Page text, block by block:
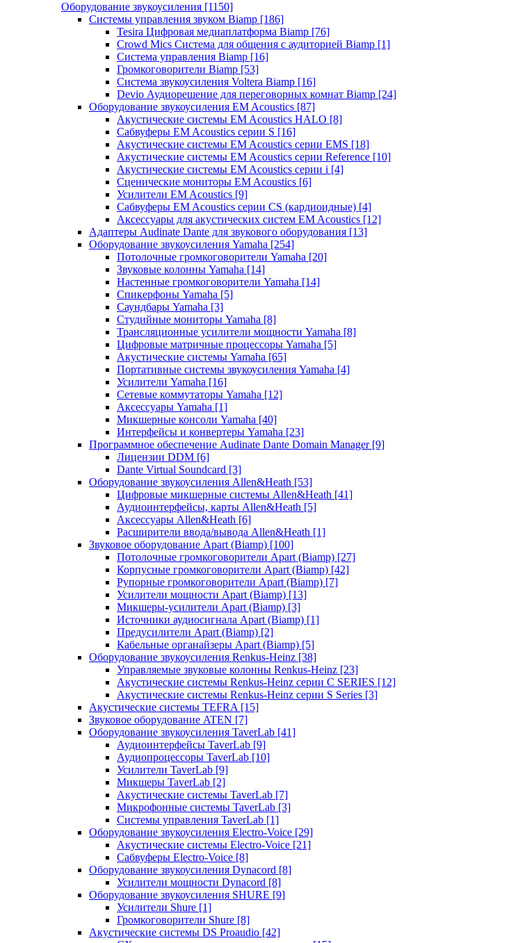
Оборудование звукоусиления [1150]
Системы управления звуком Biamp [186]
Tesira Цифровая медиаплатформа Biamp [76]
Crowd Mics Система для общения с аудиторией Biamp [1]
Система управления Biamp [16]
Громкоговорители Biamp [53]
Система звукоусиления Voltera Biamp [16]
Devio Аудиорешение для переговорных комнат Biamp [24]
Оборудование звукоусиления EM Acoustics [87]
Акустические системы EM Acoustics HALO [8]
Сабвуферы EM Acoustics серии S [16]
Акустические системы EM Acoustics серии EMS [18]
Акустические системы EM Acoustics серии Reference [10]
Акустические системы EM Acoustics серии i [4]
Сценические мониторы EM Acoustics [6]
Усилители EM Acoustics [9]
Сабвуферы EM Acoustics серии CS (кардиоидные) [4]
Аксессуары для акустических систем EM Acoustics [12]
Адаптеры Audinate Dante для звукового оборудования [13]
Оборудование звукоусиления Yamaha [254]
Потолочные громкоговорители Yamaha [20]
Звуковые колонны Yamaha [14]
Настенные громкоговорители Yamaha [14]
Спикерфоны Yamaha [5]
Саундбары Yamaha [3]
Студийные мониторы Yamaha [8]
Трансляционные усилители мощности Yamaha [8]
Цифровые матричные процессоры Yamaha [5]
Акустические системы Yamaha [65]
Портативные системы звукоусиления Yamaha [4]
Усилители Yamaha [16]
Сетевые коммутаторы Yamaha [12]
Аксессуары Yamaha [1]
Микшерные консоли Yamaha [40]
Интерфейсы и конвертеры Yamaha [23]
Программное обеспечение Audinate Dante Domain Manager [9]
Лицензии DDM [6]
Dante Virtual Soundcard [3]
Оборудование звукоусиления Allen&Heath [53]
Цифровые микшерные системы Allen&Heath [41]
Аудиоинтерфейсы, карты Allen&Heath [5]
Аксессуары Allen&Heath [6]
Расширители ввода/вывода Allen&Heath [1]
Звуковое оборудование Apart (Biamp) [100]
Потолочные громкоговорители Apart (Biamp) [27]
Корпусные громкоговорители Apart (Biamp) [42]
Рупорные громкоговорители Apart (Biamp) [7]
Усилители мощности Apart (Biamp) [13]
Микшеры-усилители Apart (Biamp) [3]
Источники аудиосигнала Apart (Biamp) [1]
Предусилители Apart (Biamp) [2]
Кабельные органайзеры Apart (Biamp) [5]
Оборудование звукоусиления Renkus-Heinz [38]
Управляемые звуковые колонны Renkus-Heinz [23]
Акустические системы Renkus-Heinz серии C SERIES [12]
Акустические системы Renkus-Heinz серии S Series [3]
Акустические системы TEFRA [15]
Звуковое оборудование ATEN [7]
Оборудование звукоусиления TaverLab [41]
Аудиоинтерфейсы TaverLab [9]
Аудиопроцессоры TaverLab [10]
Усилители TaverLab [9]
Микшеры TaverLab [2]
Акустические системы TaverLab [7]
Микрофонные системы TaverLab [3]
Системы управления TaverLab [1]
Оборудование звукоусиления Electro-Voice [29]
Акустические системы Electro-Voice [21]
Сабвуферы Electro-Voice [8]
Оборудование звукоусиления Dynacord [8]
Усилители мощности Dynacord [8]
Оборудование звукоусиления SHURE [9]
Усилители Shure [1]
Громкоговорители Shure [8]
Акустические системы DS Proaudio [42]